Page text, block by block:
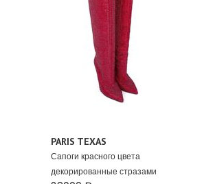
PARIS TEXAS
Сапоги красного цвета
декорированные стразами